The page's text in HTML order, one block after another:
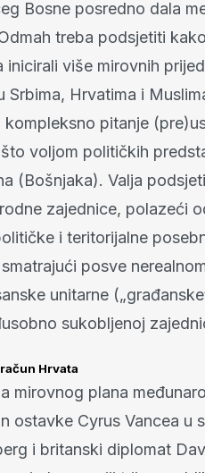
Bosne posredno dala
treba podsjetiti
više mirovnih
Srbima, Hrvatima i
pitanje
voljom političkih
(Bošnjaka). Valja
zajednice, polazeći
i teritorijalne
posve
unitarne
sukobljenoj
Hrvata
mirovnog plana
ostavke Cyrus Vancea u
i britanski diplomat